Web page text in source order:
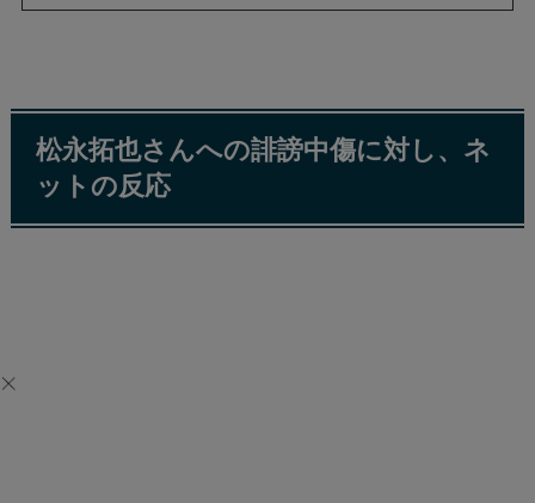
松永拓也さんへの誹謗中傷に対し、ネ
ットの反応